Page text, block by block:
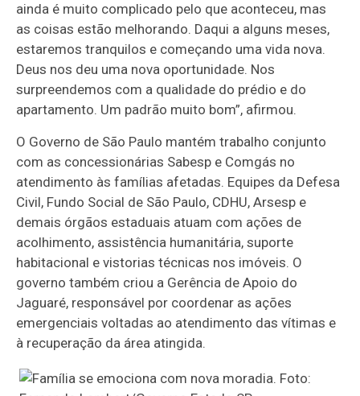
ainda é muito complicado pelo que aconteceu, mas
as coisas estão melhorando. Daqui a alguns meses,
estaremos tranquilos e começando uma vida nova.
Deus nos deu uma nova oportunidade. Nos
surpreendemos com a qualidade do prédio e do
apartamento. Um padrão muito bom”, afirmou.
O Governo de São Paulo mantém trabalho conjunto
com as concessionárias Sabesp e Comgás no
atendimento às famílias afetadas. Equipes da Defesa
Civil, Fundo Social de São Paulo, CDHU, Arsesp e
demais órgãos estaduais atuam com ações de
acolhimento, assistência humanitária, suporte
habitacional e vistorias técnicas nos imóveis. O
governo também criou a Gerência de Apoio do
Jaguaré, responsável por coordenar as ações
emergenciais voltadas ao atendimento das vítimas e
à recuperação da área atingida.